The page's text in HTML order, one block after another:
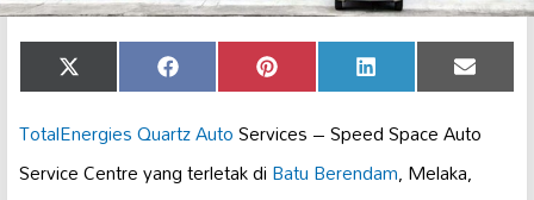
Share
on
X
(Twitter)
Share
on
Facebook Share
on
Pinterest Share
on
LinkedIn Share
on
Email
TotalEnergies Quartz AutoServices – Speed Space Auto
Service Centre yang terletak diBatu Berendam, Melaka,